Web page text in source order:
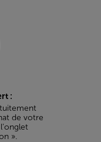
:
de votre
».